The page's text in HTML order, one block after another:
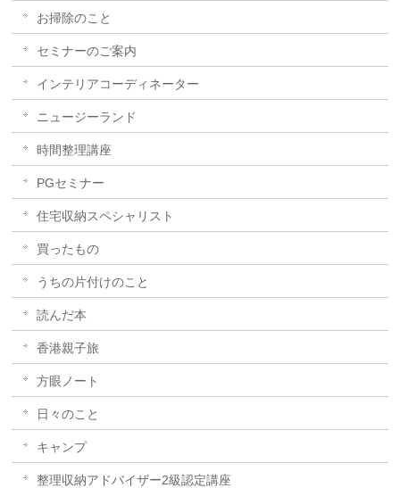
お掃除のこと
セミナーのご案内
インテリアコーディネーター
ニュージーランド
時間整理講座
PGセミナー
住宅収納スペシャリスト
買ったもの
うちの片付けのこと
読んだ本
香港親子旅
方眼ノート
日々のこと
キャンプ
整理収納アドバイザー2級認定講座